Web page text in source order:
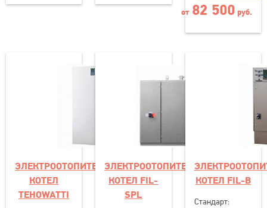
от 82 500 руб.
ЭЛЕКТРООТОПИТЕЛЬНЫЙ
КОТЕЛ
TEHOWATTI
ЭЛЕКТРООТОПИТЕЛЬНЫЙ
КОТЕЛ FIL-
SPL
КОТЕЛ FIL-B
Стандарт: